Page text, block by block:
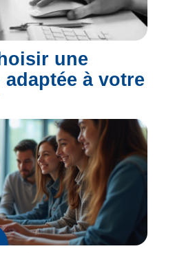
une
adaptée à votre